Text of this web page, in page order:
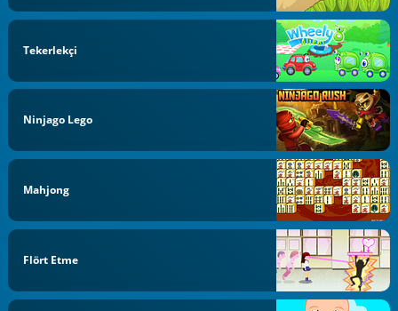
Tekerlekçi
Ninjago Lego
Mahjong
Flört Etme